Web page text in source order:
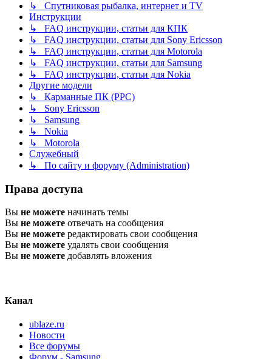
↳ Спутниковая рыбалка, интернет и TV
Инструкции
↳ FAQ инструкции, статьи для КПК
↳ FAQ инструкции, статьи для Sony Ericsson
↳ FAQ инструкции, статьи для Motorola
↳ FAQ инструкции, статьи для Samsung
↳ FAQ инструкции, статьи для Nokia
Другие модели
↳ Карманные ПК (PPC)
↳ Sony Ericsson
↳ Samsung
↳ Nokia
↳ Motorola
Служебный
↳ По сайту и форуму (Administration)
Права доступа
Вы не можете начинать темы
Вы не можете отвечать на сообщения
Вы не можете редактировать свои сообщения
Вы не можете удалять свои сообщения
Вы не можете добавлять вложения
Канал
ublaze.ru
Новости
Все форумы
Форум - Samsung